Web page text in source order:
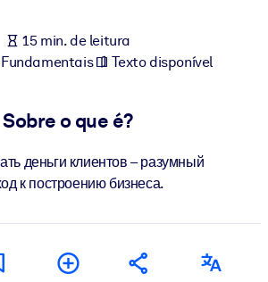
os resultados.
15 min. de leitura
Texto disponível
Sobre o que é?
деньги клиентов – разумный
к построению бизнеса.